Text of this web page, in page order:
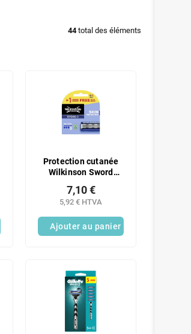
44total des éléments
Protection cutanée
Wilkinson Sword
5,92 € HTVA
7,10 €
Ajouter au panier